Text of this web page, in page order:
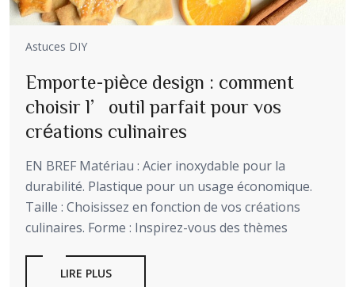
Astuces DIY
Emporte-pièce design : comment
choisir l’outil parfait pour vos
créations culinaires
EN BREF Matériau : Acier inoxydable pour la
durabilité. Plastique pour un usage économique.
Taille : Choisissez en fonction de vos créations
culinaires. Forme : Inspirez-vous des thèmes
LIRE PLUS